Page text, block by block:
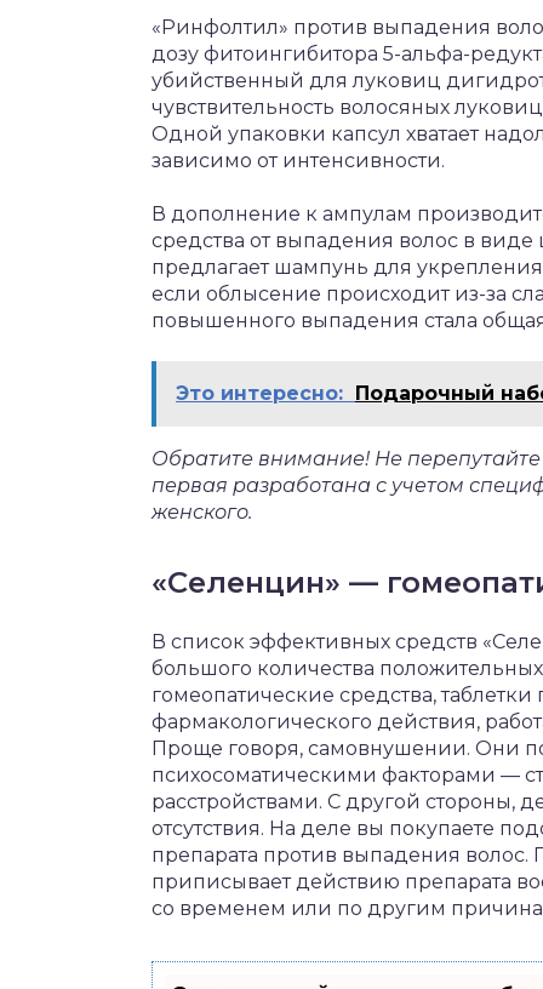
«Ринфолтил» против выпадения
дозу фитоингибитора 5-альфа-
убийственный для луковиц
чувствительность волосяных
Одной упаковки капсул хватает
зависимо от интенсивности.
В дополнение к ампулам
средства от выпадения волос в
предлагает шампунь для
если облысение происходит из-за
повышенного выпадения стала
Это интересно: Подарочный
Обратите внимание! Не
первая разработана с учетом
женского.
«Селенцин» —
В список эффективных средств
большого количества
гомеопатические средства,
фармакологического действия,
Проще говоря, самовнушении. Они
психосоматическими факторами —
расстройствами. С другой стороны,
отсутствия. На деле вы покупаете
препарата против выпадения волос.
приписывает действию препарата
со временем или по другим